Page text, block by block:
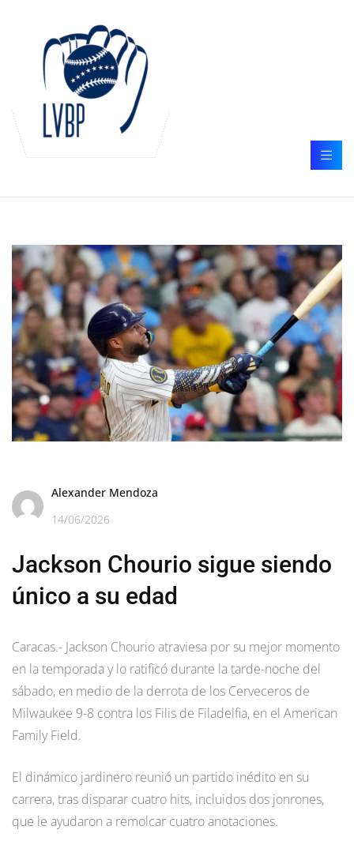
Alexander Mendoza
14/06/2026
Jackson Chourio sigue siendo
único a su edad
Caracas.- Jackson Chourio atraviesa por su mejor momento
en la temporada y lo ratificó durante la tarde-noche del
sábado, en medio de la derrota de los Cerveceros de
Milwaukee 9-8 contra los Filis de Filadelfia, en el American
Family Field.
El dinámico jardinero reunió un partido inédito en su
carrera, tras disparar cuatro hits, incluidos dos jonrones,
que le ayudaron a remolcar cuatro anotaciones.